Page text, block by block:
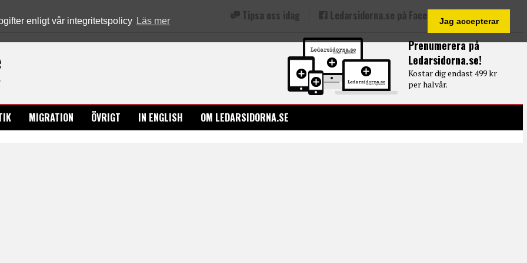
enligt vår integritetspolicy Läs mer Jag accepterar
Prenumerera på
Ledarsidorna.se!
Kostar dig endast 499 kr
per halvår.
Tipsa oss idag Ledarsidorna.se på Facebook
MIGRATION ÖVRIGT IN ENGLISH OM LEDARSIDORNA.SE